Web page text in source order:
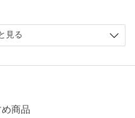
印象にしてくれます。
見る
商品